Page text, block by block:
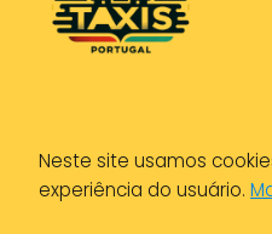
Política de Privacidade
Política de Cookies
Neste site usamos
experiência do usuário.